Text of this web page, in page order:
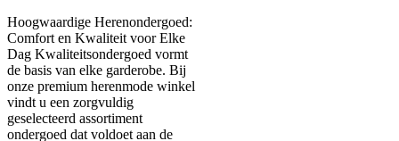
Hoogwaardige Herenondergoed:
Comfort en Kwaliteit voor Elke
Dag Kwaliteitsondergoed vormt
de basis van elke garderobe. Bij
onze premium herenmode winkel
vindt u een zorgvuldig
geselecteerd assortiment
ondergoed dat voldoet aan de